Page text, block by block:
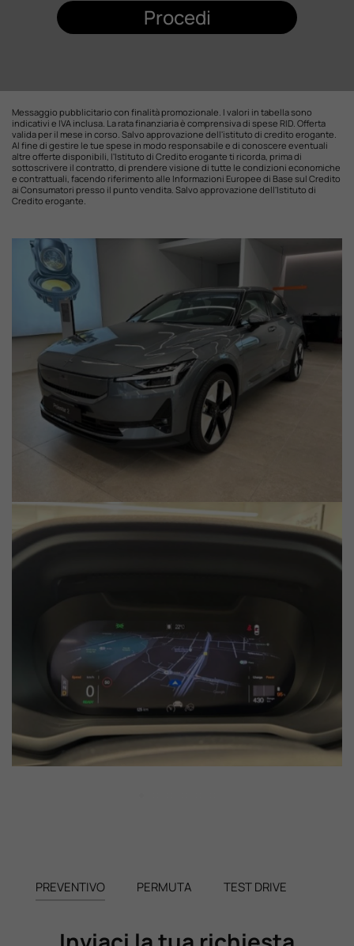
Procedi
Messaggio pubblicitario con finalità promozionale. I valori in tabella sono
indicativi e IVA inclusa. La rata finanziaria è comprensiva di spese RID. Offerta
valida per il mese in corso. Salvo approvazione dell'istituto di credito erogante.
Al fine di gestire le tue spese in modo responsabile e di conoscere eventuali
altre offerte disponibili, l'Istituto di Credito erogante ti ricorda, prima di
sottoscrivere il contratto, di prendere visione di tutte le condizioni economiche
e contrattuali, facendo riferimento alle Informazioni Europee di Base sul Credito
ai Consumatori presso il punto vendita. Salvo approvazione dell'Istituto di
Credito erogante.
PREVENTIVO PERMUTA TEST DRIVE